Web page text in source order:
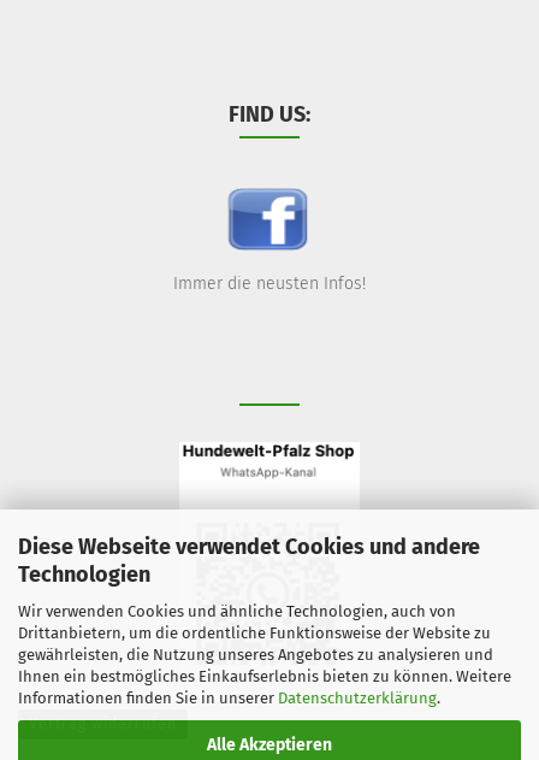
Diese Webseite verwendet Cookies und andere
Technologien
Wir verwenden Cookies und ähnliche Technologien, auch von
Drittanbietern, um die ordentliche Funktionsweise der Website zu
gewährleisten, die Nutzung unseres Angebotes zu analysieren und
Ihnen ein bestmögliches Einkaufserlebnis bieten zu können. Weitere
Informationen finden Sie in unserer Datenschutzerklärung.
Alle Akzeptieren
FIND US:
Immer die neusten Infos!
Vertrag widerrufen